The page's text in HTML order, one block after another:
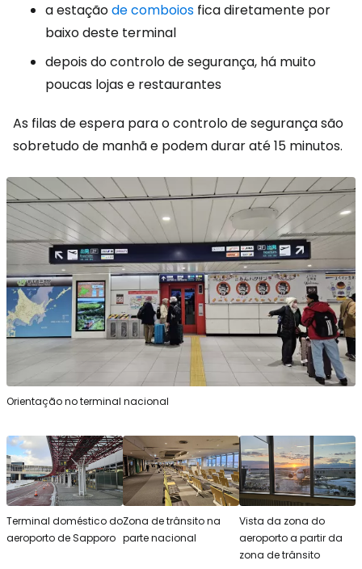
a estaçãode comboios fica diretamente por
baixo deste terminal
depois do controlo de segurança, há muito
poucas lojas e restaurantes
As filas de espera para o controlo de segurança são
sobretudo de manhã e podem durar até 15 minutos.
Orientação no terminal nacional
Terminal doméstico do
aeroporto de Sapporo
Zona de trânsito na
parte nacional
Vista da zona do
aeroporto a partir da
zona de trânsito